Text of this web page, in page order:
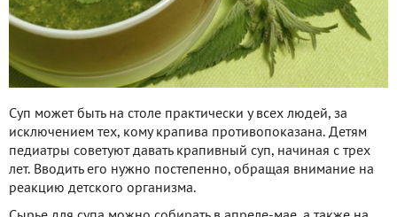
Суп может быть на столе практически у всех людей, за
исключением тех, кому крапива противопоказана. Детям
педиатры советуют давать крапивный суп, начиная с трех
лет. Вводить его нужно постепенно, обращая внимание на
реакцию детского организма.